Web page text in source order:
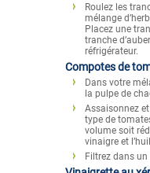
Roulez les
mélange
Placez une
tranche
réfrigérateur.
Compotes de
Dans votre
la pulpe de
Assaisonnez
type de
volume soit
vinaigre et
Filtrez dans